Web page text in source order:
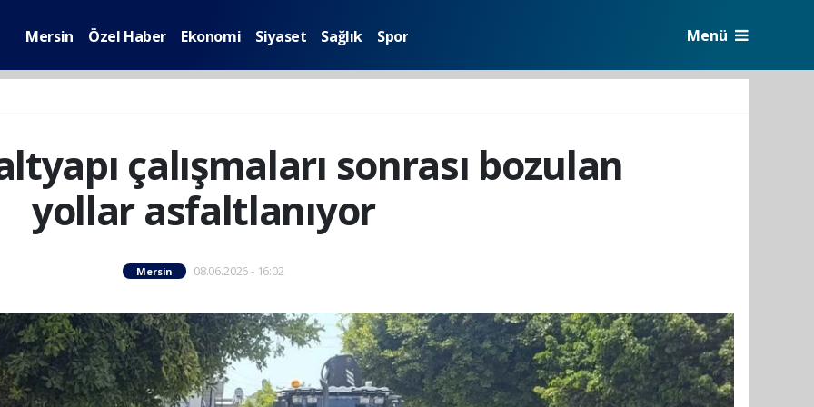
Mersin Özel Haber Ekonomi Siyaset Sağlık Spor Menü
çalışmaları sonrası bozulan
yollar asfaltlanıyor
Mersin 08.06.2026 - 16:02